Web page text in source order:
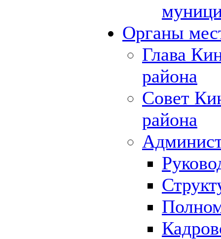
Органы
Глава
района
Совет
района